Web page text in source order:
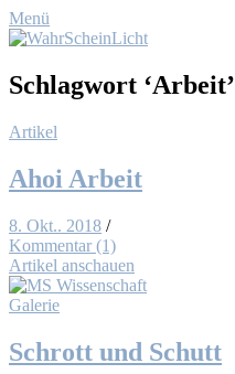
Menü
Schlagwort ‘Arbeit’
Artikel
Ahoi Ar­beit
8. Okt.. 2018 /
Kommentar (1)
Artikel anschauen
Galerie
Schrott und Schutt